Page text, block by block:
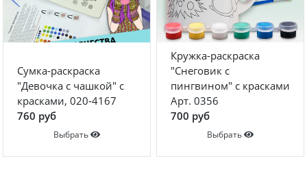
Сумка-раскраска
"Девочка с чашкой" с
красками, 020-4167
760 руб
Выбрать
Кружка-раскраска
"Снеговик с
пингвином" с красками
Арт. 0356
700 руб
Выбрать